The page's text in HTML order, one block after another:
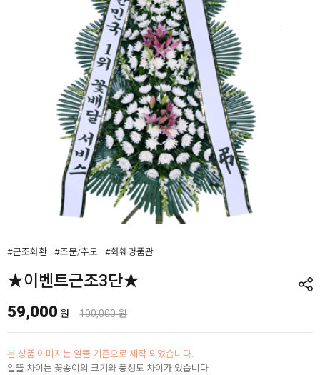
#근조화환 #조문/추모 #화훼명품관
★이벤트근조3단★
59,000 원 100,000 원
본 상품 이미지는 알뜰 기준으로 제작 되었습니다.
알뜰 차이는 꽃송이의 크기와 풍성도 차이가 있습니다.